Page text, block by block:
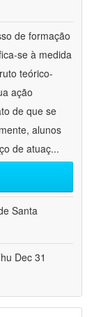
de formação
se à medida
teórico-
ação
de que se
alunos
de atuaç...
Santa
Dec 31